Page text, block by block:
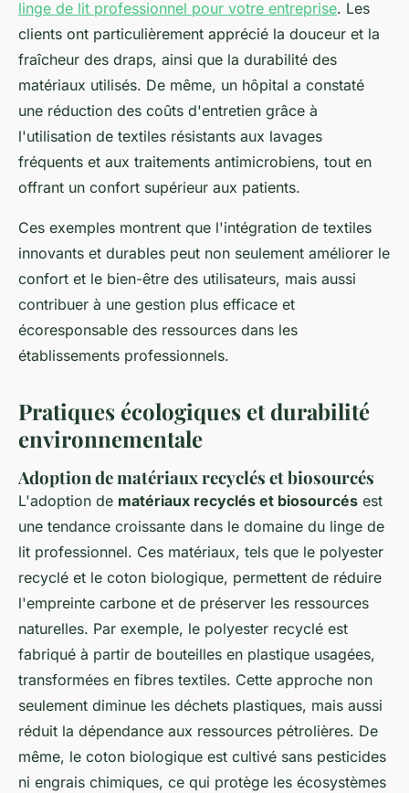
linge de lit professionnel pour votre entreprise. Les
clients ont particulièrement apprécié la douceur et la
fraîcheur des draps, ainsi que la durabilité des
matériaux utilisés. De même, un hôpital a constaté
une réduction des coûts d'entretien grâce à
l'utilisation de textiles résistants aux lavages
fréquents et aux traitements antimicrobiens, tout en
offrant un confort supérieur aux patients.
Ces exemples montrent que l'intégration de textiles
innovants et durables peut non seulement améliorer le
confort et le bien-être des utilisateurs, mais aussi
contribuer à une gestion plus efficace et
écoresponsable des ressources dans les
établissements professionnels.
Pratiques écologiques et durabilité
environnementale
Adoption de matériaux recyclés et biosourcés
L'adoption de matériaux recyclés et biosourcés est
une tendance croissante dans le domaine du linge de
lit professionnel. Ces matériaux, tels que le polyester
recyclé et le coton biologique, permettent de réduire
l'empreinte carbone et de préserver les ressources
naturelles. Par exemple, le polyester recyclé est
fabriqué à partir de bouteilles en plastique usagées,
transformées en fibres textiles. Cette approche non
seulement diminue les déchets plastiques, mais aussi
réduit la dépendance aux ressources pétrolières. De
même, le coton biologique est cultivé sans pesticides
ni engrais chimiques, ce qui protège les écosystèmes